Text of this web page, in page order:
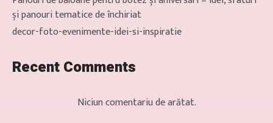
și panouri tematice de închiriat
decor-foto-evenimente-idei-si-inspiratie
Recent Comments
Niciun comentariu de arătat.